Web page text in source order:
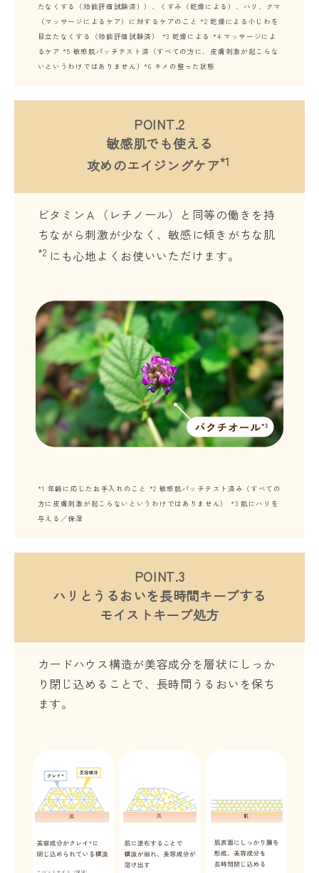
たなくする（効能評価試験済））、くすみ（乾燥による）、ハリ、クマ
（マッサージによるケア）に対するケアのこと *2 乾燥による小じわを
目立たなくする（効能評価試験済） *3 乾燥による *4 マッサージによ
るケア *5 敏感肌パッチテスト済（すべての方に、皮膚刺激が起こらな
いというわけではありません）*6 キメの整った状態
POINT.2
敏感肌でも使える
攻めのエイジングケア*1
ビタミンＡ（レチノール）と同等の働きを持
ちながら刺激が少なく、敏感に傾きがちな肌
*2 にも心地よくお使いいただけます。
*1 年齢に応じたお手入れのこと *2 敏感肌パッチテスト済み（すべての
方に皮膚刺激が起こらないというわけではありません） *3 肌にハリを
与える／保湿
POINT.3
ハリとうるおいを長時間キープする
モイストキープ処方
カードハウス構造が美容成分を層状にしっか
り閉じ込めることで、長時間うるおいを保ち
ます。